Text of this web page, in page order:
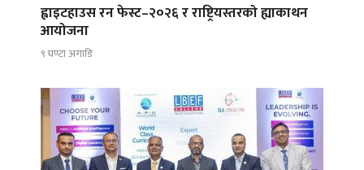
ह्वाइटहाउस रन फेस्ट–२०२६ र राष्ट्रियस्तरको ह्याकाथन
आयोजना
९ घण्टा अगाडि